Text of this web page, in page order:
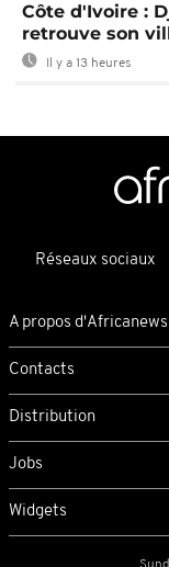
Côte d'Ivoire :
retrouve son
Il y a 13 heures
Réseaux sociaux
A propos d'Africanews
Contacts
Distribution
Jobs
Widgets